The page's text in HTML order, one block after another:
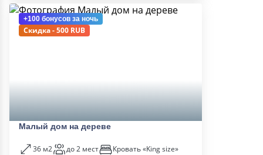
+100 бонусов за ночь
Скидка - 500 RUB
Малый дом на дереве
36 м2 до 2 мест
Кровать «King size»